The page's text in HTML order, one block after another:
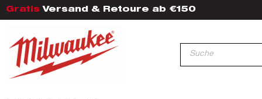
Gratis Versand & Retoure ab €150